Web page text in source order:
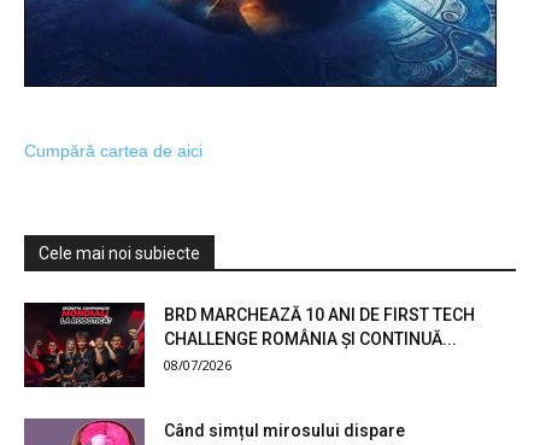
Cumpără cartea de aici
Cele mai noi subiecte
BRD MARCHEAZĂ 10 ANI DE FIRST TECH
CHALLENGE ROMÂNIA ȘI CONTINUĂ...
08/07/2026
Când simțul mirosului dispare